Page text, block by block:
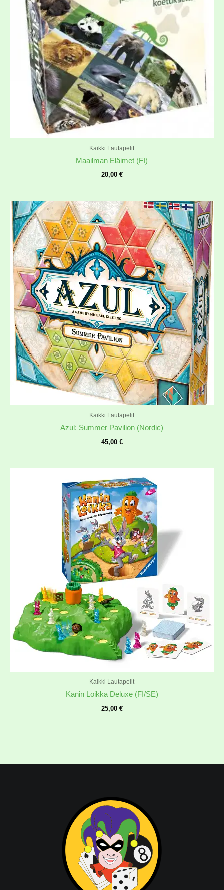
Kaikki Lautapelit
Maailman Eläimet (FI)
20,00 €
Kaikki Lautapelit
Azul: Summer Pavilion (Nordic)
45,00 €
Kaikki Lautapelit
Kanin Loikka Deluxe (FI/SE)
25,00 €